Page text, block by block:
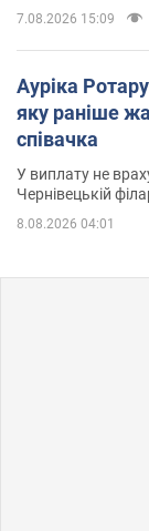
7.08.2026 15:09
Ауріка
яку раніше
співачка
У виплату не
Чернівецькій
8.08.2026 04:01